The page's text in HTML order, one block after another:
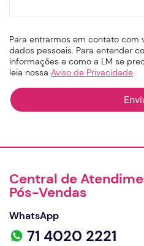
Para entrarmos em contato com
dados pessoais. Para entender
informações e como a LM se
leia nossa Aviso de Privacidade.
Central de
Pós-Vendas
WhatsApp
71 4020 2221